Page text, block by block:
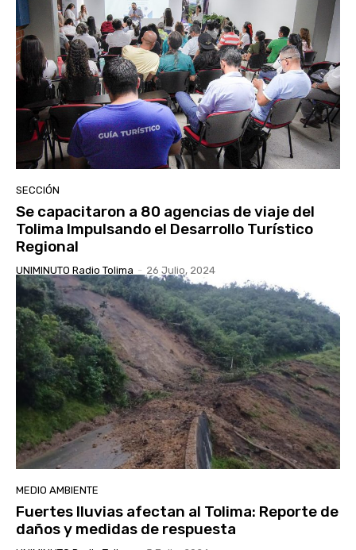
SECCIÓN
Se capacitaron a 80 agencias de viaje del
Tolima Impulsando el Desarrollo Turístico
Regional
UNIMINUTO Radio Tolima - 26 Julio, 2024
MEDIO AMBIENTE
Fuertes lluvias afectan al Tolima: Reporte de
daños y medidas de respuesta